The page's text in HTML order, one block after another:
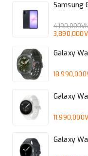
Samsung
Galaxy
Galaxy
Galaxy